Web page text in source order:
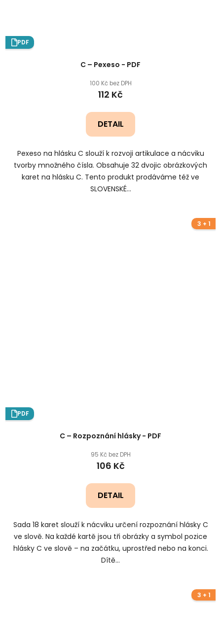
PDF
C – Pexeso - PDF
100 Kč bez DPH
112 Kč
DETAIL
Pexeso na hlásku C slouží k rozvoji artikulace a nácviku
tvorby množného čísla. Obsahuje 32 dvojic obrázkových
karet na hlásku C. Tento produkt prodáváme též ve
SLOVENSKÉ...
3 + 1
PDF
C – Rozpoznání hlásky - PDF
95 Kč bez DPH
106 Kč
DETAIL
Sada 18 karet slouží k nácviku určení rozpoznání hlásky C
ve slově. Na každé kartě jsou tři obrázky a symbol pozice
hlásky C ve slově – na začátku, uprostřed nebo na konci.
Dítě...
3 + 1